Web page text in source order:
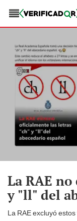
La RAE
y "ll" del
La RAE excluyó